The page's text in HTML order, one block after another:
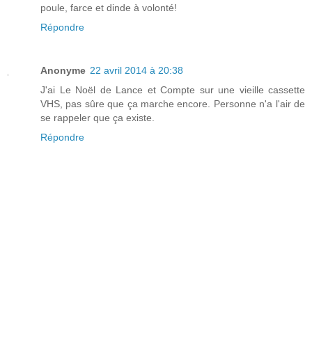
poule, farce et dinde à volonté!
Répondre
Anonyme 22 avril 2014 à 20:38
J'ai Le Noël de Lance et Compte sur une vieille cassette
VHS, pas sûre que ça marche encore. Personne n'a l'air de
se rappeler que ça existe.
Répondre